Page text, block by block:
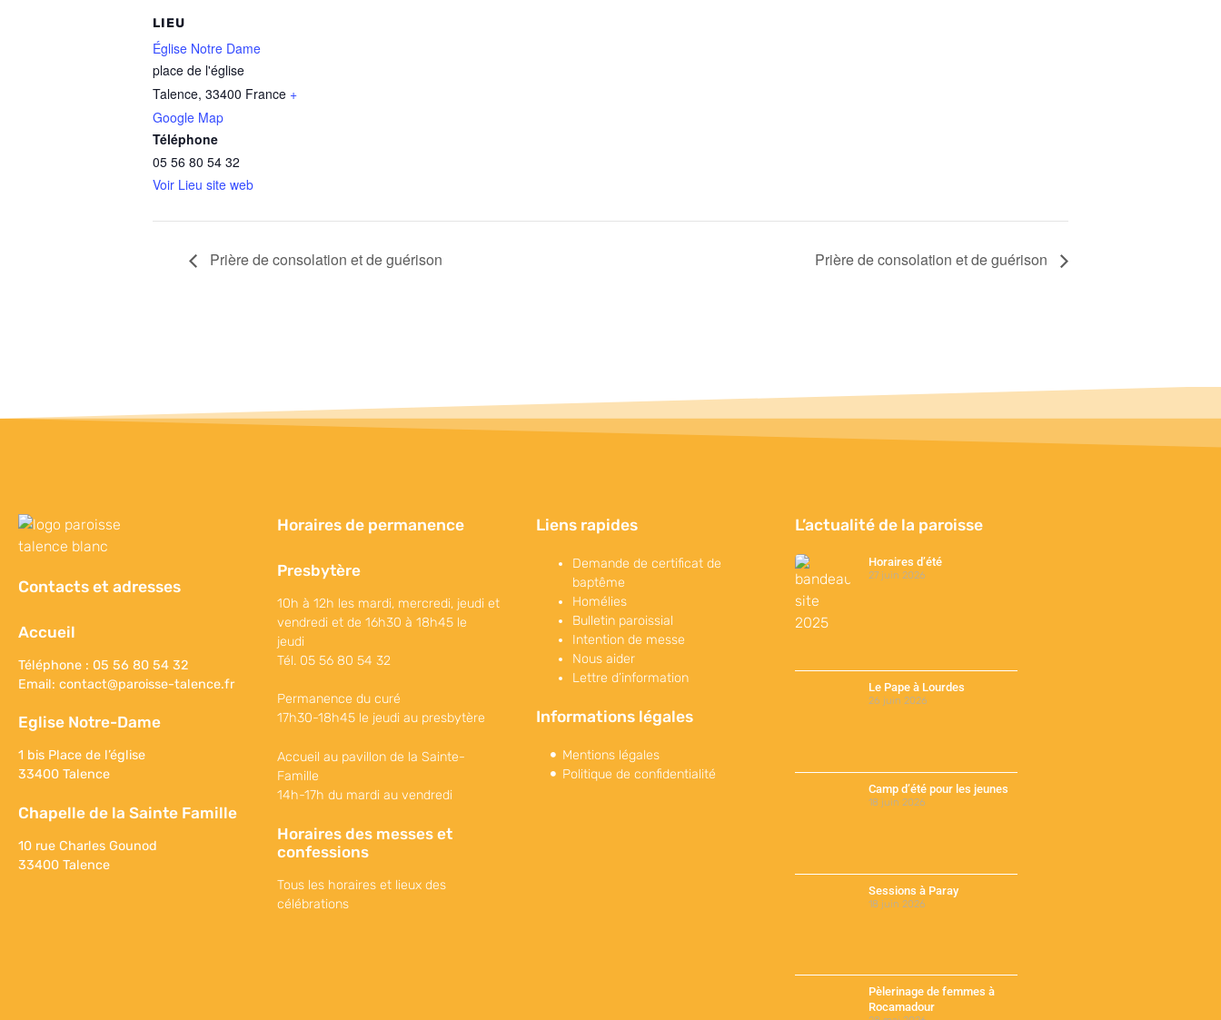
LIEU
Église Notre Dame
place de l'église
Talence, 33400 France +
Google Map
Téléphone
05 56 80 54 32
Voir Lieu site web
Prière de consolation et de guérison Prière de consolation et de guérison
Contacts et adresses
Accueil
Téléphone : 05 56 80 54 32
Email: contact@paroisse-talence.fr
Eglise Notre-Dame
1 bis Place de l’église
33400 Talence
Chapelle de la Sainte Famille
10 rue Charles Gounod
33400 Talence
Horaires de permanence
Presbytère
10h à 12h les mardi, mercredi, jeudi et
vendredi et de 16h30 à 18h45 le
jeudi
Tél. 05 56 80 54 32
Permanence du curé
17h30-18h45 le jeudi au presbytère
Accueil au pavillon de la Sainte-
Famille
14h-17h du mardi au vendredi
Horaires des messes et
confessions
Tous les horaires et lieux des
célébrations
Liens rapides
Demande de certificat de
baptême
Homélies
Bulletin paroissial
Intention de messe
Nous aider
Lettre d’information
Informations légales
Mentions légales
Politique de confidentialité
L’actualité de la paroisse
Horaires d’été
27 juin 2026
Le Pape à Lourdes
26 juin 2026
Camp d’été pour les jeunes
18 juin 2026
Sessions à Paray
18 juin 2026
Pèlerinage de femmes à
Rocamadour